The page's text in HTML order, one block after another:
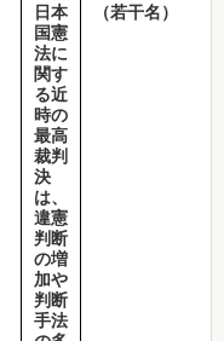
日本
国憲
法に
関す
る近
時の
最高
裁判
決
は、
違憲
判断
の増
加や
判断
手法
（若干名）